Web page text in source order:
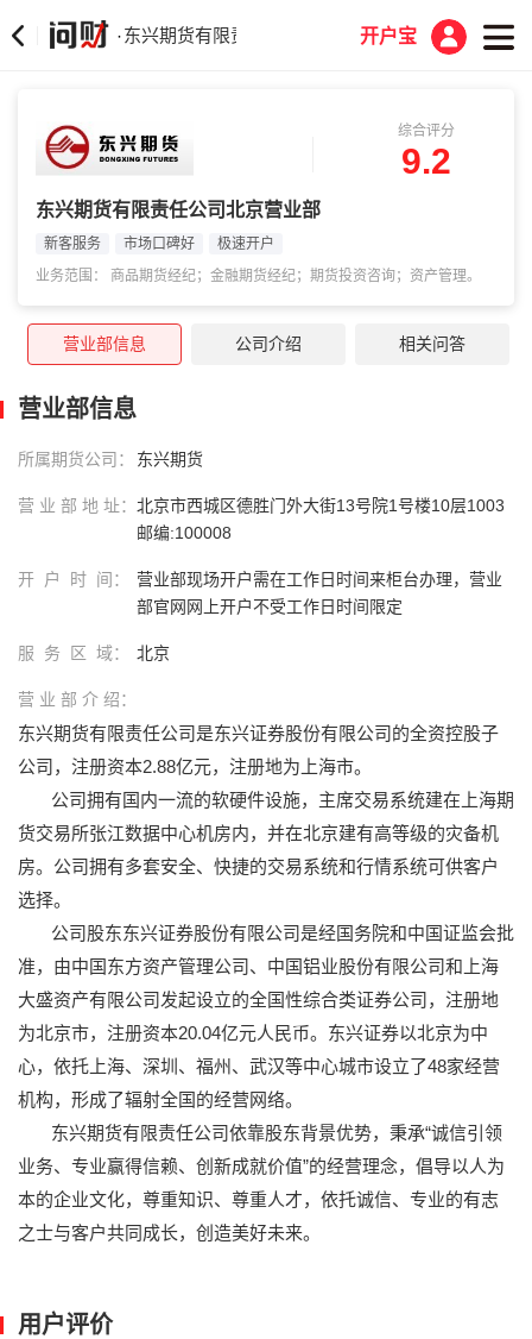
·东兴期货有限责任公司北京营业部开户宝
综合评分
9.2
东兴期货有限责任公司北京营业部
新客服务 市场口碑好
极速开户
业务范围： 商品期货经纪；金融期货经纪；期货投资咨询；资产管理。
营业部信息 公司介绍 相关问答
营业部信息
所属期货公司： 东兴期货
营 业 部 地 址： 北京市西城区德胜门外大街13号院1号楼10层1003
邮编:100008
开 户 时 间：
营业部现场开户需在工作日时间来柜台办理，营业
部官网网上开户不受工作日时间限定
服 务 区 域： 北京
营 业 部 介 绍：
东兴期货有限责任公司是东兴证券股份有限公司的全资控股子
公司，注册资本2.88亿元，注册地为上海市。
公司拥有国内一流的软硬件设施，主席交易系统建在上海期
货交易所张江数据中心机房内，并在北京建有高等级的灾备机
房。公司拥有多套安全、快捷的交易系统和行情系统可供客户
选择。
公司股东东兴证券股份有限公司是经国务院和中国证监会批
准，由中国东方资产管理公司、中国铝业股份有限公司和上海
大盛资产有限公司发起设立的全国性综合类证券公司，注册地
为北京市，注册资本20.04亿元人民币。东兴证券以北京为中
心，依托上海、深圳、福州、武汉等中心城市设立了48家经营
机构，形成了辐射全国的经营网络。
东兴期货有限责任公司依靠股东背景优势，秉承“诚信引领
业务、专业赢得信赖、创新成就价值”的经营理念，倡导以人为
本的企业文化，尊重知识、尊重人才，依托诚信、专业的有志
之士与客户共同成长，创造美好未来。
用户评价